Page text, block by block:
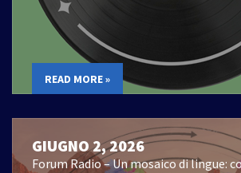
READ MORE »
GIUGNO 2, 2026
Forum Radio – Un mosaico di lingue: